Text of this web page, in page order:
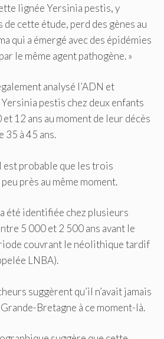
lignée Yersinia pestis, y
cette étude, perd des gènes au
qui a émergé avec des épidémies
le même agent pathogène. »
analysé l’ADN et
pestis chez deux enfants
12 ans au moment de leur décès
35 à 45 ans.
probable que les trois
près au même moment.
été identifiée chez plusieurs
5 000 et 2 500 ans avant le
couvrant le néolithique tardif
LNBA).
suggèrent qu’il n’avait jamais
Bretagne à ce moment-là.